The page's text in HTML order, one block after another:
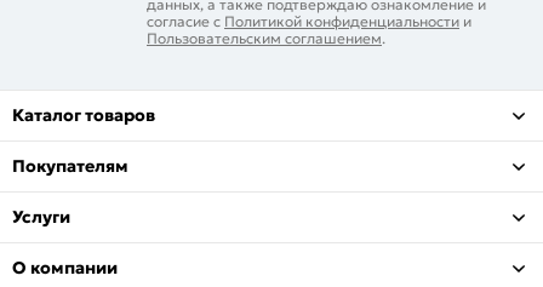
данных, а также подтверждаю ознакомление и
согласие с Политикой конфиденциальности и
Пользовательским соглашением.
Каталог товаров
Покупателям
Услуги
О компании